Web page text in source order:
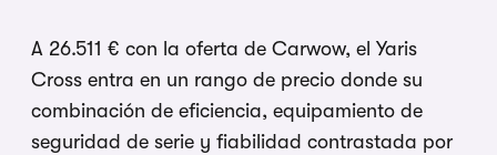
A 26.511 € con la oferta de Carwow, el Yaris
Cross entra en un rango de precio donde su
combinación de eficiencia, equipamiento de
seguridad de serie y fiabilidad contrastada por